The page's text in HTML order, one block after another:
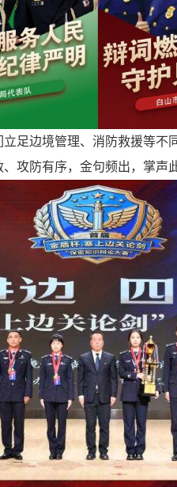
足边境管理、消防救援等不
攻防有序，金句频出，掌声